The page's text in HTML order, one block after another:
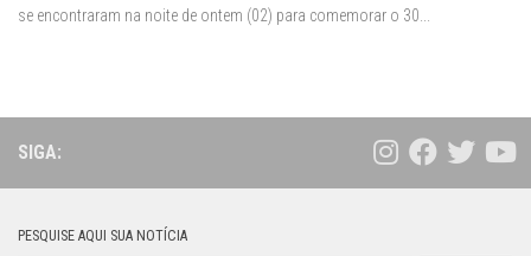
se encontraram na noite de ontem (02) para comemorar o 30...
SIGA:
PESQUISE AQUI SUA NOTÍCIA